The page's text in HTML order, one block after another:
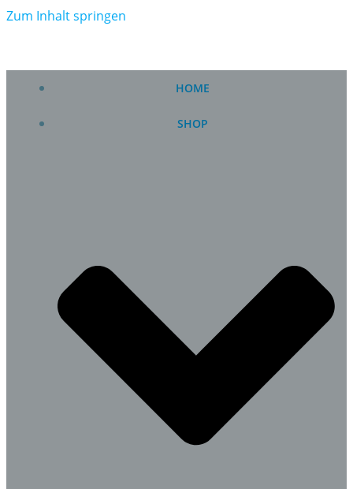
Zum Inhalt springen
HOME
SHOP